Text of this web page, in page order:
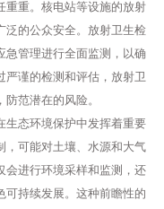
重重。核电站等设施的放射
泛的公众安全。放射卫生检
急管理进行全面监测，以确
严谨的检测和评估，放射卫
范潜在的风险。
生态环境保护中发挥着重要
，可能对土壤、水源和大气
会进行环境采样和监测，还
可持续发展。这种前瞻性的